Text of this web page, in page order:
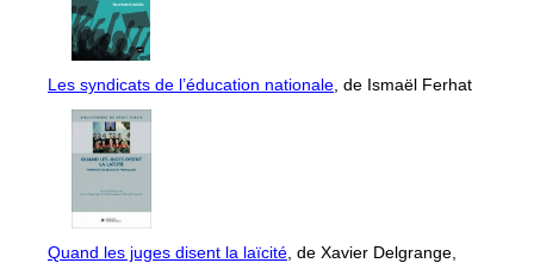
Les syndicats de l’éducation nationale , de Ismaël Ferhat
Quand les juges disent la laïcité , de Xavier Delgrange,